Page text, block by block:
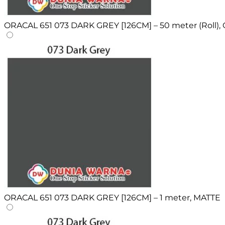
ORACAL 651 073 DARK GREY [126CM] – 50 meter (Roll),
ORACAL 651 073 DARK GREY [126CM] – 1 meter, MATTE